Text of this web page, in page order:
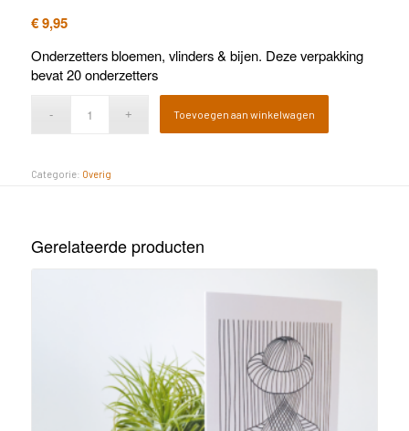
€9,95
Onderzetters bloemen, vlinders & bijen. Deze verpakking
bevat 20 onderzetters
Toevoegen aan winkelwagen
Categorie: Overig
Gerelateerde producten